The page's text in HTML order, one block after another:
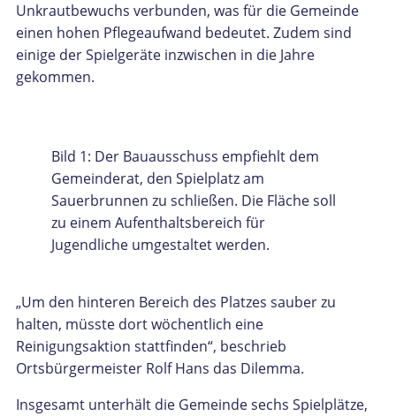
Unkrautbewuchs verbunden, was für die Gemeinde
einen hohen Pflegeaufwand bedeutet. Zudem sind
einige der Spielgeräte inzwischen in die Jahre
gekommen.
Bild 1: Der Bauausschuss empfiehlt dem
Gemeinderat, den Spielplatz am
Sauerbrunnen zu schließen. Die Fläche soll
zu einem Aufenthaltsbereich für
Jugendliche umgestaltet werden.
„Um den hinteren Bereich des Platzes sauber zu
halten, müsste dort wöchentlich eine
Reinigungsaktion stattfinden“, beschrieb
Ortsbürgermeister Rolf Hans das Dilemma.
Insgesamt unterhält die Gemeinde sechs Spielplätze,